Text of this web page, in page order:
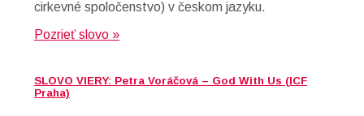
cirkevné spoločenstvo) v českom jazyku.
Pozrieť slovo »
SLOVO VIERY: Petra Voráčová – God With Us (ICF
Praha)